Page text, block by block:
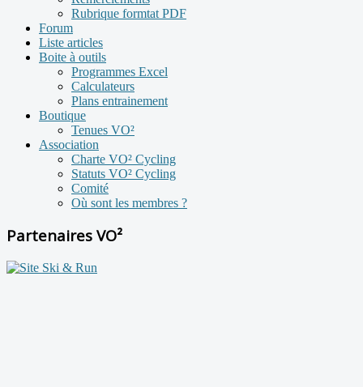
Rubrique formtat PDF
Forum
Liste articles
Boite à outils
Programmes Excel
Calculateurs
Plans entrainement
Boutique
Tenues VO²
Association
Charte VO² Cycling
Statuts VO² Cycling
Comité
Où sont les membres ?
Partenaires VO²